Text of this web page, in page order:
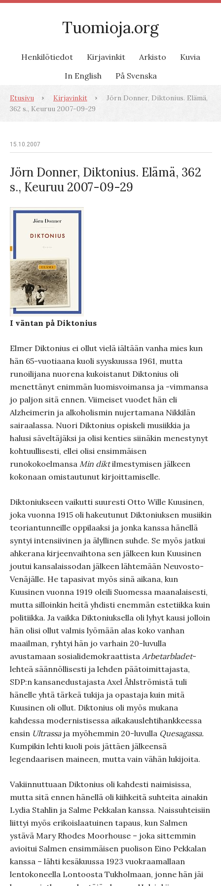
Tuomioja.org
Henkilötiedot Kirjavinkit Arkisto
Kuvia
In English
På Svenska
Etusivu Kirjavinkit
Jörn Donner, Diktonius. Elämä,
362 s., Keuruu 2007-09-29
15.10.2007
Jörn Donner, Diktonius. Elämä, 362
s., Keuruu 2007-09-29
I väntan på Diktonius
Elmer Diktonius ei ollut vielä iältään vanha mies kun
hän 65-vuotiaana kuoli syyskuussa 1961, mutta
runoilijana nuorena kukoistanut Diktonius oli
menettänyt enimmän luomisvoimansa ja -vimmansa
jo paljon sitä ennen. Viimeiset vuodet hän eli
Alzheimerin ja alkoholismin nujertamana Nikkilän
sairaalassa. Nuori Diktonius opiskeli musiikkia ja
halusi säveltäjäksi ja olisi kenties siinäkin menestynyt
kohtuullisesti, ellei olisi ensimmäisen
runokokoelmansa Min diktilmestymisen jälkeen
kokonaan omistautunut kirjoittamiselle.
Diktoniukseen vaikutti suuresti Otto Wille Kuusinen,
joka vuonna 1915 oli hakeutunut Diktoniuksen musiikin
teoriantunneille oppilaaksi ja jonka kanssa hänellä
syntyi intensiivinen ja älyllinen suhde. Se myös jatkui
ahkerana kirjeenvaihtona sen jälkeen kun Kuusinen
joutui kansalaissodan jälkeen lähtemään Neuvosto-
Venäjälle. He tapasivat myös sinä aikana, kun
Kuusinen vuonna 1919 oleili Suomessa maanalaisesti,
mutta silloinkin heitä yhdisti enemmän estetiikka kuin
politiikka. Ja vaikka Diktoniuksella oli lyhyt kausi jolloin
hän olisi ollut valmis lyömään alas koko vanhan
maailman, ryhtyi hän jo varhain 20-luvulla
avustamaan sosialidemokraattista Arbetarbladet-
lehteä säännöllisesti ja lehden päätoimittajasta,
SDP:n kansanedustajasta Axel Åhlströmistä tuli
hänelle yhtä tärkeä tukija ja opastaja kuin mitä
Kuusinen oli ollut. Diktonius oli myös mukana
kahdessa modernistisessa aikakauslehtihankkeessa
ensin Ultrassaja myöhemmin 20-luvulla Quesagassa.
Kumpikin lehti kuoli pois jättäen jälkeensä
legendaarisen maineen, mutta vain vähän lukijoita.
Vakiinnuttuaan Diktonius oli kahdesti naimisissa,
mutta sitä ennen hänellä oli kiihkeitä suhteita ainakin
Lydia Stahlin ja Salme Pekkalan kanssa. Naissuhteisiin
liittyi myös erikoislaatuinen tapaus, kun Salmen
ystävä Mary Rhodes Moorhouse – joka sittemmin
avioitui Salmen ensimmäisen puolison Eino Pekkalan
kanssa – lähti kesäkuussa 1923 vuokraamallaan
lentokoneella Lontoosta Tukholmaan, jonne hän jäi